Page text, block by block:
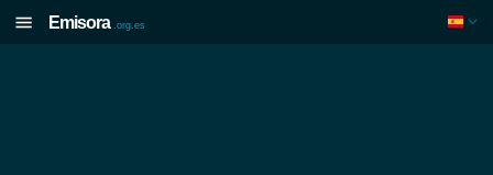
Emisora .org.es